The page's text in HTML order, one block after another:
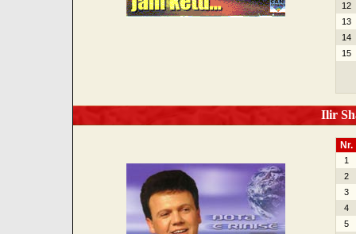
12
13
14
15
Ilir
Nr.
1
2
3
4
5